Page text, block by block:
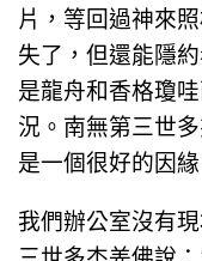
片，等回過神來
失了，但還能隱
是龍舟和香格瓊
況。南無第三世
是一個很好的因緣
我們辦公室沒有